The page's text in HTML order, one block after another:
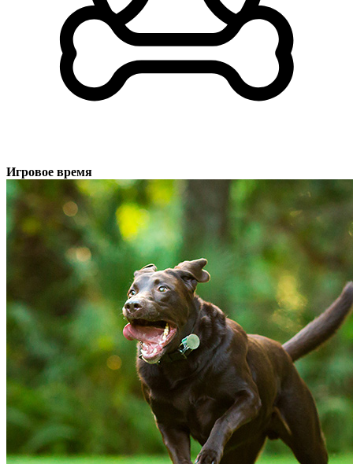
Игровое время